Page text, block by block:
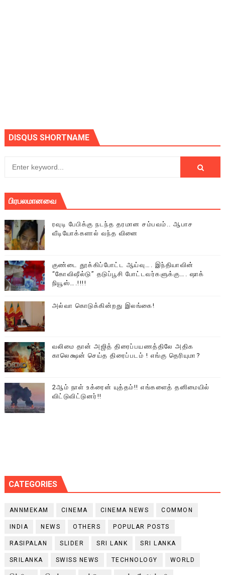
DISQUS SHORTNAME
பிரபலமானவை
ரவுடி பேபிக்கு நடந்த தரமான சம்பவம்.. ஆபாச
வீடியோக்களால் வந்த வினை
குண்டை தூக்கிப்போட்ட ஆய்வு…. இந்தியாவின்
“கோவிஷீல்டு” தடுப்பூசி போட்டவர்களுக்கு…. ஷாக்
நியூஸ்….!!!!
அல்வா கொடுக்கின்றது இலங்கை!
வலிமை தான் அஜித் திரைப்பயணத்திலே அதிக
காலெக்ஷன் செய்த திரைப்படம் ! எங்கு தெரியுமா?
2ஆம் நாள் உக்ரைன் யுத்தம்!! எங்களைத் தனிமையில்
விட்டுவிட்டுனர்!!
CATEGORIES
ANNMEKAM CINEMA CINEMA NEWS COMMON
INDIA NEWS OTHERS POPULAR POSTS
RASIPALAN SLIDER SRI LANK SRI LANKA
SRILANKA SWISS NEWS TECHNOLOGY WORLD